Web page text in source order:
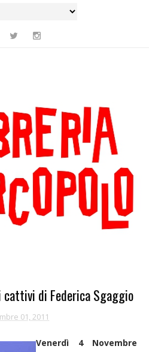
cattivi di Federica Sgaggio
01, 2011
Venerdì 4 Novembre